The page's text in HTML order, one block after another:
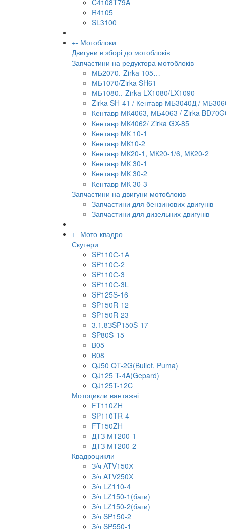
C4108T79A
R4105
SL3100
+- Мотоблоки
Двигуни в зборі до мотоблоків
Запчастини на редуктора мотоблоків
МБ2070.-Zirka 105…
МБ1070/Zirka SH61
МБ1080..-Zirka LX1080/LX1090
Zirka SH-41 / Кентавр МБ3040Д /
Кентавр МК4063, МБ4063 / Zirka
Кентавр МК4062/ Zirka GX-85
Кентавр МК 10-1
Кентавр МК10-2
Кентавр МК20-1, МК20-1/6, МК20-2
Кентавр МК 30-1
Кентавр МК 30-2
Кентавр МК 30-3
Запчастини на двигуни мотоблоків
Запчастини для бензинових двигунів
Запчастини для дизельних двигунів
+- Мото-квадро
Скутери
SP110С-1А
SP110С-2
SP110С-3
SP110С-3L
SP125S-16
SP150R-12
SP150R-23
3.1.8ЗSP150S-17
SP80S-15
В05
В08
QJ50 QT-2G(Bullet, Puma)
QJ125 T-4A(Gepard)
QJ125T-12C
Мотоцикли вантажні
FT110ZH
SP110TR-4
FT150ZH
ДТЗ МТ200-1
ДТЗ МТ200-2
Квадроцикли
З/ч ATV150Х
З/ч ATV250Х
З/ч LZ110-4
З/ч LZ150-1(баги)
З/ч LZ150-2(баги)
З/ч SP150-2
З/ч SP550-1